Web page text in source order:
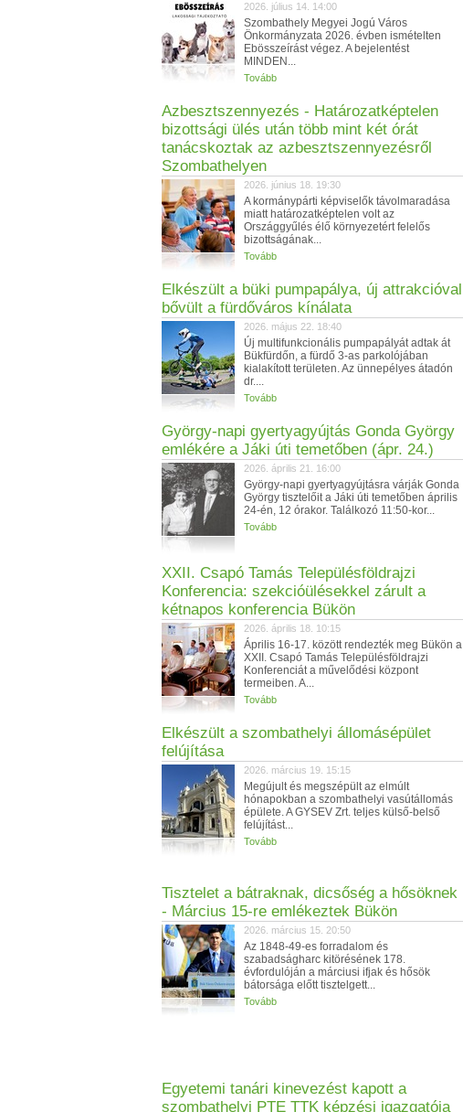
2026. július 14. 14:00
Szombathely Megyei Jogú Város
Önkormányzata 2026. évben ismételten
Ebösszeírást végez. A bejelentést
MINDEN...
Tovább
Azbesztszennyezés - Határozatképtelen
bizottsági ülés után több mint két órát
tanácskoztak az azbesztszennyezésről
Szombathelyen
2026. június 18. 19:30
A kormánypárti képviselők távolmaradása
miatt határozatképtelen volt az
Országgyűlés élő környezetért felelős
bizottságának...
Tovább
Elkészült a büki pumpapálya, új attrakcióval
bővült a fürdőváros kínálata
2026. május 22. 18:40
Új multifunkcionális pumpapályát adtak át
Bükfürdőn, a fürdő 3-as parkolójában
kialakított területen. Az ünnepélyes átadón
dr....
Tovább
György-napi gyertyagyújtás Gonda György
emlékére a Jáki úti temetőben (ápr. 24.)
2026. április 21. 16:00
György-napi gyertyagyújtásra várják Gonda
György tisztelőit a Jáki úti temetőben április
24-én, 12 órakor. Találkozó 11:50-kor...
Tovább
XXII. Csapó Tamás Településföldrajzi
Konferencia: szekcióülésekkel zárult a
kétnapos konferencia Bükön
2026. április 18. 10:15
Április 16-17. között rendezték meg Bükön a
XXII. Csapó Tamás Településföldrajzi
Konferenciát a művelődési központ
termeiben. A...
Tovább
Elkészült a szombathelyi állomásépület
felújítása
2026. március 19. 15:15
Megújult és megszépült az elmúlt
hónapokban a szombathelyi vasútállomás
épülete. A GYSEV Zrt. teljes külső-belső
felújítást...
Tovább
Tisztelet a bátraknak, dicsőség a hősöknek
- Március 15-re emlékeztek Bükön
2026. március 15. 20:50
Az 1848-49-es forradalom és
szabadságharc kitörésének 178.
évfordulóján a márciusi ifjak és hősök
bátorsága előtt tisztelgett...
Tovább
Egyetemi tanári kinevezést kapott a
szombathelyi PTE TTK képzési igazgatója